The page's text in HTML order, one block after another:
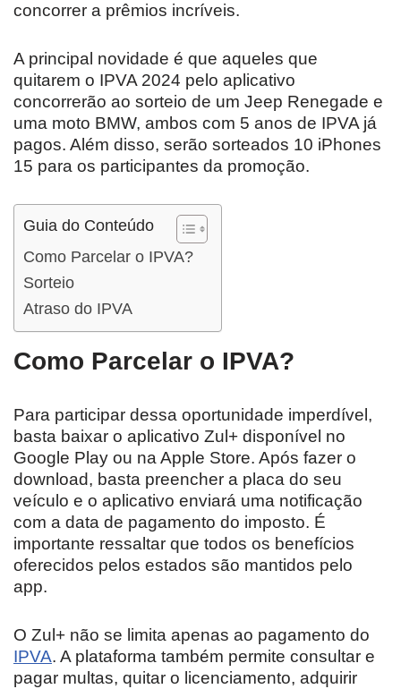
concorrer a prêmios incríveis.
A principal novidade é que aqueles que
quitarem o IPVA 2024 pelo aplicativo
concorrerão ao sorteio de um Jeep Renegade e
uma moto BMW, ambos com 5 anos de IPVA já
pagos. Além disso, serão sorteados 10 iPhones
15 para os participantes da promoção.
Guia do Conteúdo
Como Parcelar o IPVA?
Sorteio
Atraso do IPVA
Como Parcelar o IPVA?
Para participar dessa oportunidade imperdível,
basta baixar o aplicativo Zul+ disponível no
Google Play ou na Apple Store. Após fazer o
download, basta preencher a placa do seu
veículo e o aplicativo enviará uma notificação
com a data de pagamento do imposto. É
importante ressaltar que todos os benefícios
oferecidos pelos estados são mantidos pelo
app.
O Zul+ não se limita apenas ao pagamento do
IPVA. A plataforma também permite consultar e
pagar multas, quitar o licenciamento, adquirir